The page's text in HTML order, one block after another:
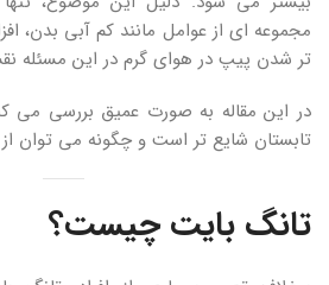
مجموعه ای از عوامل مانند کم آبی بدن،
تر شدن پیپ در هوای گرم در این مسئله
در این مقاله به صورت عمیق بررسی می
تابستان شایع تر است و چگونه می توان
تانگ بایت چیست؟